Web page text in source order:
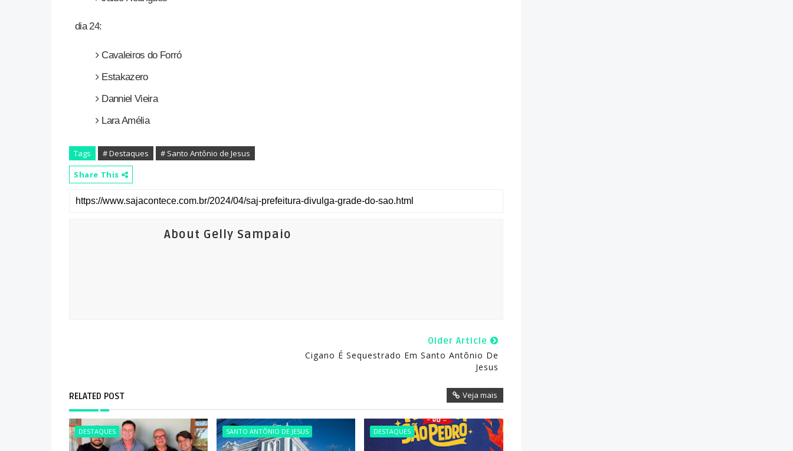
dia 24:
Cavaleiros do Forró
Estakazero
Danniel Vieira
Lara Amélia
Tags # Destaques
# Santo Antônio de Jesus
Share This
About Gelly Sampaio
Older Article
Cigano É Sequestrado Em Santo Antônio De
Jesus
RELATED POST Veja mais
DESTAQUES SANTO ANTÔNIO DE JESUS DESTAQUES